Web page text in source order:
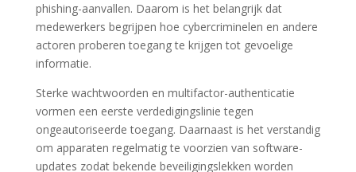
phishing-aanvallen. Daarom is het belangrijk dat
medewerkers begrijpen hoe cybercriminelen en andere
actoren proberen toegang te krijgen tot gevoelige
informatie.
Sterke wachtwoorden en multifactor-authenticatie
vormen een eerste verdedigingslinie tegen
ongeautoriseerde toegang. Daarnaast is het verstandig
om apparaten regelmatig te voorzien van software-
updates zodat bekende beveiligingslekken worden